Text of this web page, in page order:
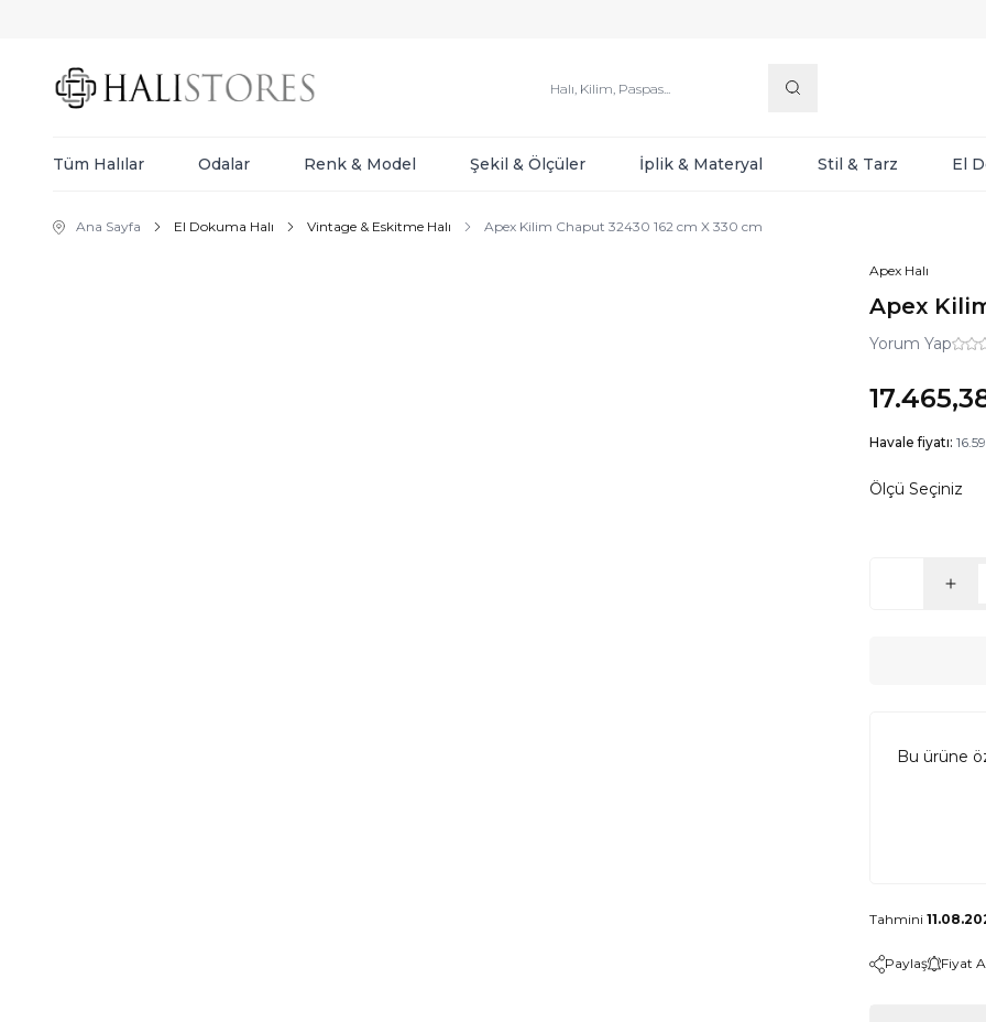
Tüm Halılar Odalar Renk & Model Şekil & Ölçüler İplik & Materyal Stil & Tarz El
Ana Sayfa El Dokuma Halı Vintage & Eskitme Halı Apex Kilim Chaput 32430 162 cm X 330 cm
Apex Halı
Apex
Yorum Yap
Havale fiyatı:
Ölçü Seçiniz
Bu ürüne
Tahmini
Paylaş Fiyat